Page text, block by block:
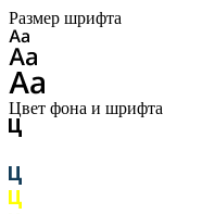
Размер шрифта
Цвет фона и шрифта